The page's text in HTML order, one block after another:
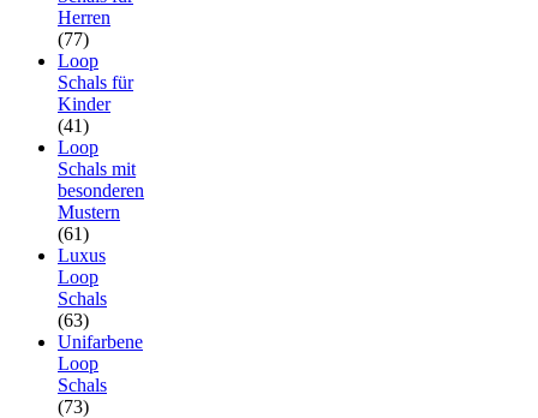
Herren
(77)
Loop
Schals für
Kinder
(41)
Loop
Schals mit
besonderen
Mustern
(61)
Luxus
Loop
Schals
(63)
Unifarbene
Loop
Schals
(73)